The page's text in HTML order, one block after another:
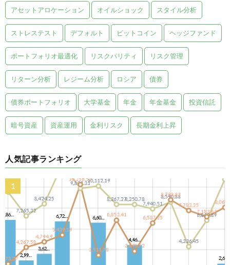
アセットアロケーション オイルショック スタイル分析
ストレステスト デフォルト ビットコイン ヘッジファンド
ポートフォリオ最適化 リスクパリティ リスク管理
リターン分析 レジーム分析 ロシア 債券
債券ポートフォリオ 大学基金 年金 年金基金 投資信託
暗号資産 資産運用 金利リスク 長期金利上昇
人気記事ランキング